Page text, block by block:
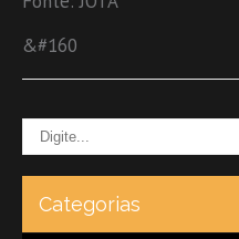
&#160
Categorias